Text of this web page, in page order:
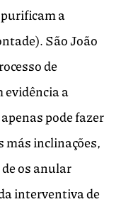
a
São João
de
evidência a
pode fazer
más inclinações,
os anular
interventiva de